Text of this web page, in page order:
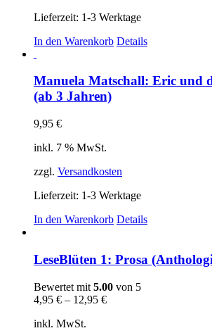
Lieferzeit: 1-3 Werktage
In den Warenkorb Details
Manuela Matschall: Eric und
(ab 3 Jahren)
9,95 €
inkl. 7 % MwSt.
zzgl. Versandkosten
Lieferzeit: 1-3 Werktage
In den Warenkorb Details
LeseBlüten 1: Prosa
Bewertet mit 5.00 von 5
4,95 € – 12,95 €
inkl. MwSt.